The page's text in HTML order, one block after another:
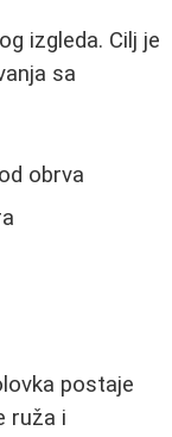
izgleda. Cilj je
sa
obrva
postaje
ruža i